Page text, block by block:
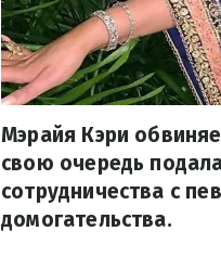
Мэрайя Кэри
свою очередь
сотрудничества с
домогательства.